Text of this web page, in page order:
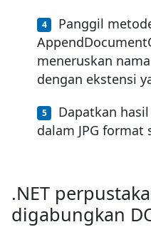
Panggil
meneruskan
dengan ekstensi
Dapatkan
dalam JPG format
.NET
digabungkan